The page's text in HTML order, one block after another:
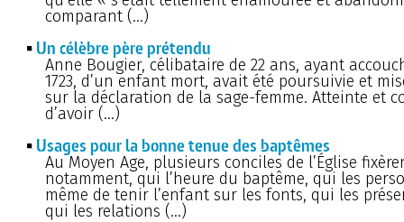
comparant (…)
Un célèbre père prétendu
Anne Bougier, célibataire de 22 ans, ayant
1723, d’un enfant mort, avait été poursuivie et
sur la déclaration de la sage-femme. Atteinte et
d’avoir (…)
Usages pour la bonne tenue des baptêmes
Au Moyen Age, plusieurs conciles de l’Église
notamment, qui l’heure du baptême, qui les
même de tenir l’enfant sur les fonts, qui les
qui les relations (…)